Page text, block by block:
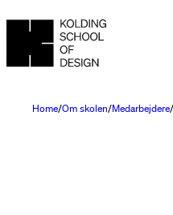
Home Om skolen Medarbejdere